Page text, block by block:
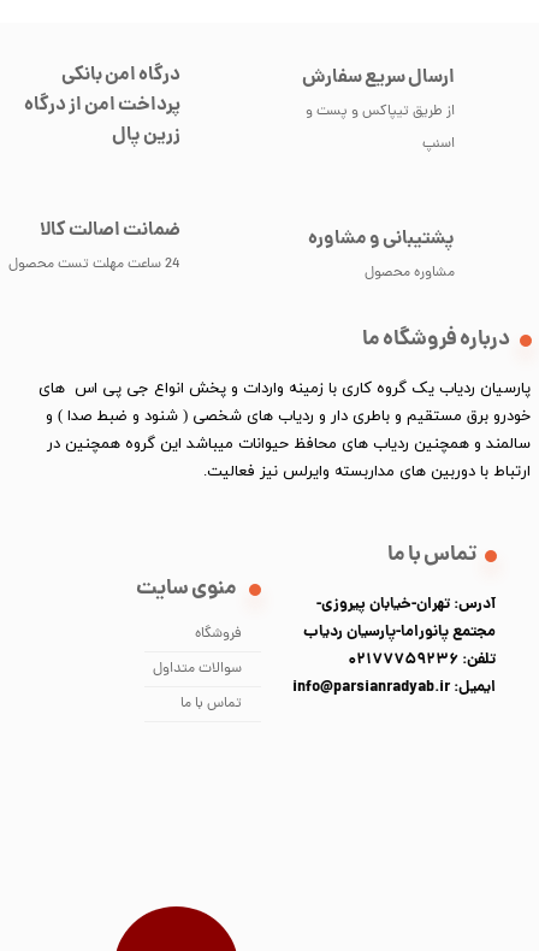
ارسال سریع سفارش
از طریق تیپاکس و پست و
اسنپ
درباره فروشگاه ما
پارسیان ردیاب یک گروه کاری با زمینه واردات و پخش انواع جی پی اس های
خودرو برق مستقیم و باطری دار و ردیاب های شخصی ( شنود و ضبط صدا ) و
سالمند و همچنین ردیاب های محافظ حیوانات میباشد این گروه همچنین در
ارتباط با دوربین های مداربسته وایرلس نیز فعالیت.​​​​​​​
منوی سایت
فروشگاه
سوالات متداول
تماس با ما
تماس با ما
آدرس: تهران-خیابان پیروزی-
مجتمع پانوراما-پارسیان ردیاب
تلفن: 02177759236
ایمیل: info@parsianradyab.ir
درگاه امن بانکی
پرداخت امن از درگاه
زرین پال
پشتیبانی و مشاوره
مشاوره محصول
ضمانت اصالت کالا
24 ساعت مهلت تست محصول